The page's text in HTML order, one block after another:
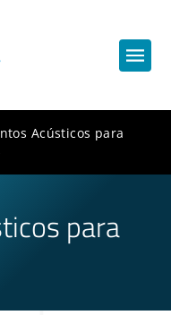
Acústicos para
para